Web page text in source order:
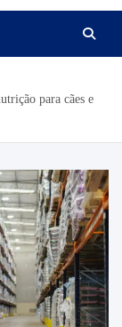
para cães e